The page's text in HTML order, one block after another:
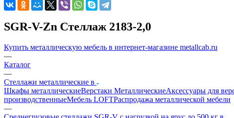
SGR-V-Zn Стеллаж 2183-2,0
Купить металлическую мебель в интернет-магазине metallcab.ru
—
Каталог
—
Стеллажи металлические в
Шкафы металлическиеВерстаки МеталлическиеАксессуары для
производственныеМебель LOFTРаспродажа металлической мебели
—